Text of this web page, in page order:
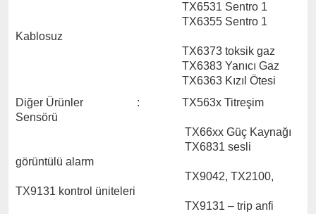
TX6531 Sentro 1
TX6355 Sentro 1
Kablosuz
TX6373 toksik gaz
TX6383 Yanıcı Gaz
TX6363 Kızıl Ötesi
Diğer Ürünler : TX563x Titreşim
Sensörü
TX66xx Güç Kaynağı
TX6831 sesli
görüntülü alarm
TX9042, TX2100,
TX9131 kontrol üniteleri
TX9131 – trip anfi